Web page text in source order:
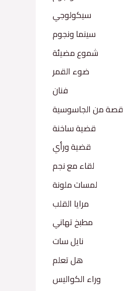
سيكولوجي
سينما ونجوم
شموع مضيئة
ضوء القمر
فنان
قصة من الجاسوسية
قضية ساخنة
قضية ورأي
لقاء مع نجم
لمسات ملونة
مرايا القلب
مطبخ تهاني
نايل سات
هل تعلم
وراء الكواليس